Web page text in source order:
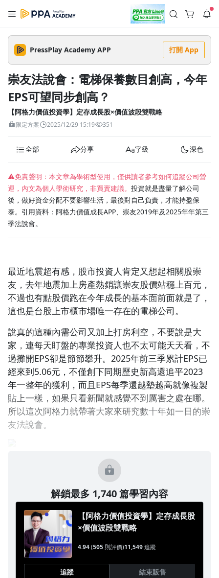
註冊領取 上千元優惠券！
公告
🌞 PPA 避暑津貼．冷氣房升級｜期間快閃活動
🥵 酷暑限時快閃｜單筆滿 NT$2,500 現折 NT$300、再贈最高
2% 點數回饋！🚀 酷暑來襲．偷偷在冷氣房升級 📈⭐️ 【冷氣房
進修 限時開跑】◾單筆滿 NT$2,500 現折 NT$300◾活動期間：
即日起 - 8/13（只有一週）-📣 酷暑季好康 \ 再加碼 /→ 點數回饋
無上限🔥購買任一課程 or 訂閱✅ 消費即享回饋 1% 點數✅ 滿
$5,000 回饋 2% 點數🎁 此為 PPA 官方帳號 Line@ 專屬活動，加
入好友👉 享有「渠道專屬活動」及「個人化推播」！
2 天前
查看全部
PressPlay Academy APP 打開 App
崇友法說會：電梯保養數目創高，今年
EPS可望同步創高？
【阿格力價值投資學】定存成長股×價值波段雙戰略
限定方案 2025/12/29 15:19 351
全部 分享 字級 深色
⚠️免責聲明：本文章為學術型使用，僅供讀者參考如何追蹤公司營
運，內文為個人學術研究，非買賣建議。 投資就是盡量了解公司
後，做好資金分配不要影響生活，最後對自己負責，才能持盈保
泰。引用資料：阿格力價值成長APP、崇友2019年及2025年年第三
季法說會。
最近地震超有感，股市投資人肯定又想起相關股崇
友，去年地震加上房產熱銷讓崇友股價站穩上百元，
不過也有點股價跑在今年成長的基本面前面就是了，
這也是台股上市櫃市場唯一存在的電梯公司。
說真的這種內需公司又加上打房利空，不要說是大
家，連每天盯盤的專業投資人也不太可能天天看，不
過攤開EPS卻是節節攀升。2025年前三季累計EPS已
經來到5.06元，不僅創下同期歷史新高還追平2023
年一整年的獲利，而且EPS每季還越墊越高就像複製
貼上一樣，如果只看新聞就感覺不到厲害之處在哪。
所以這次阿格力就帶著大家來研究數十年如一日的崇
友法說會。
解鎖最多 1,740 篇學習內容
【阿格力價值投資學】定存成長股
×價值波段雙戰略
4.94(505 則評價)11,549追蹤
追蹤 結束販售
--:-- --:--
1.0x
2.0x
1.5x
1.25x
追蹤列表
去逛逛
返回播放器
清除全部